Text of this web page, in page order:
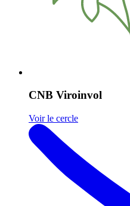
CNB Viroinvol
Voir le cercle